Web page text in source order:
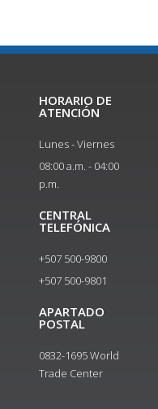
HORARIO DE
ATENCIÓN
Lunes - Viernes
08:00 a.m. - 04:00
p.m.
CENTRAL
TELEFÓNICA
+507 500-9800
+507 500-9801​
APARTADO
POSTAL
0832-1695 World
Trade Center